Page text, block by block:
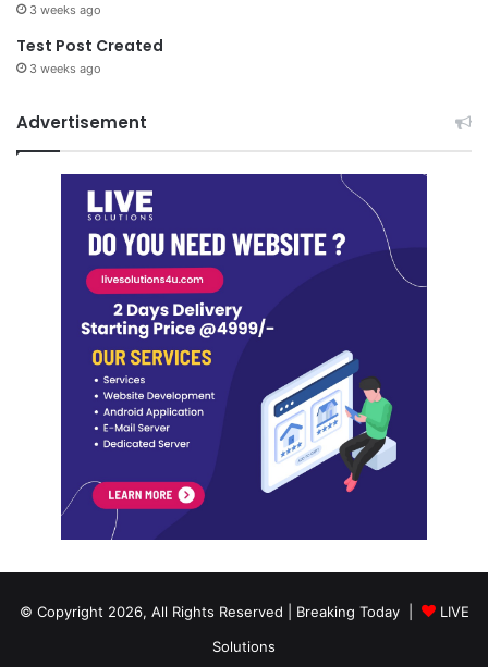
3 weeks ago
Test Post Created
3 weeks ago
Advertisement
© Copyright 2026, All Rights Reserved | Breaking Today |
LIVE
Solutions